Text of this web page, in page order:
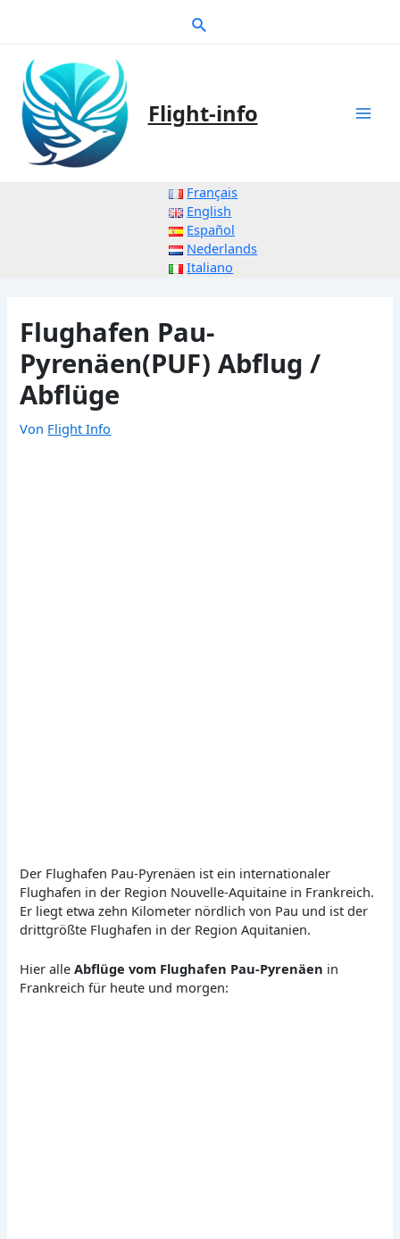
Suche
Flight-info
Français
English
Español
Nederlands
Italiano
Flughafen Pau-
Pyrenäen(PUF) Abflug /
Abflüge
Von Flight Info
Der Flughafen Pau-Pyrenäen ist ein internationaler
Flughafen in der Region Nouvelle-Aquitaine in Frankreich.
Er liegt etwa zehn Kilometer nördlich von Pau und ist der
drittgrößte Flughafen in der Region Aquitanien.
Hier alleAbflüge vom Flughafen Pau-Pyrenäen in
Frankreich für heute und morgen: